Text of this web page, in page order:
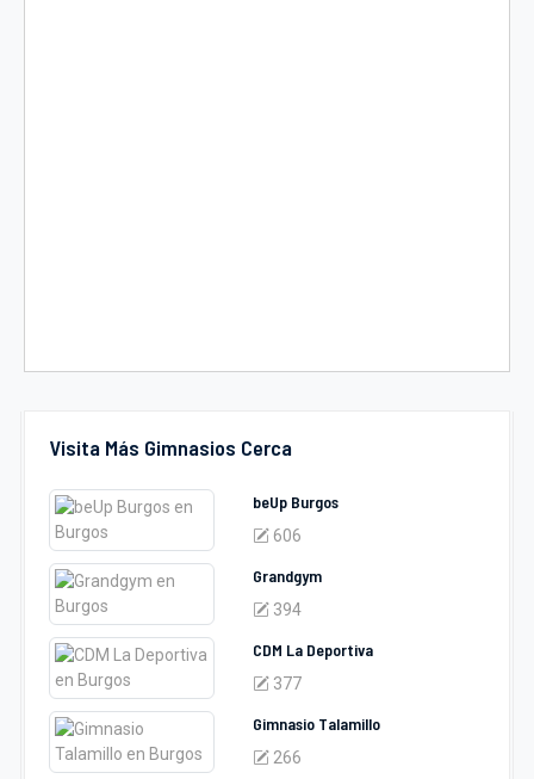
Visita Más Gimnasios Cerca
beUp Burgos
606
Grandgym
394
CDM La Deportiva
377
Gimnasio Talamillo
266